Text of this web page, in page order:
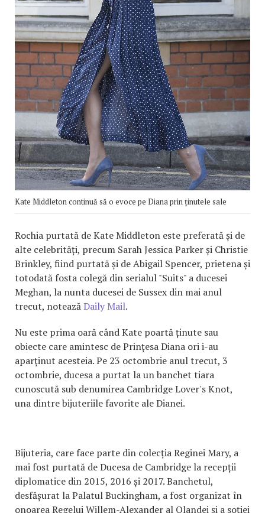
Kate Middleton continuă să o evoce pe Diana prin ținutele sale
Rochia purtată de Kate Middleton este preferată și de
alte celebrități, precum Sarah Jessica Parker și Christie
Brinkley, fiind purtată și de Abigail Spencer, prietena și
totodată fosta colegă din serialul "Suits" a ducesei
Meghan, la nunta ducesei de Sussex din mai anul
trecut, noteazăDaily Mail.
Nu este prima oară când Kate poartă ținute sau
obiecte care amintesc de Prințesa Diana ori i-au
aparținut acesteia. Pe 23 octombrie anul trecut, 3
octombrie, ducesa a purtat la un banchet tiara
cunoscută sub denumirea Cambridge Lover's Knot,
una dintre bijuteriile favorite ale Dianei.
Bijuteria, care face parte din colecția Reginei Mary, a
mai fost purtată de Ducesa de Cambridge la recepții
diplomatice din 2015, 2016 și 2017. Banchetul,
desfășurat la Palatul Buckingham, a fost organizat în
onoarea Regelui Willem-Alexander al Olandei și a soției